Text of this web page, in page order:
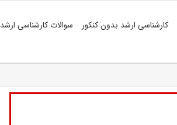
کارشناسی ارشد بدون کنکور سوالات کارشناسی ارشد